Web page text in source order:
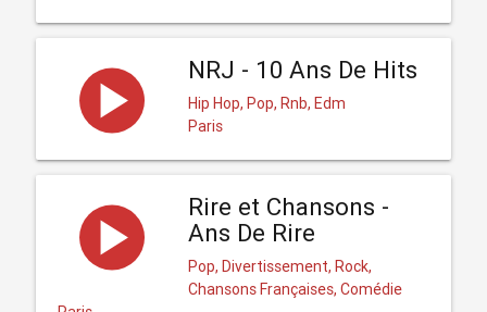
NRJ - 10 Ans De Hits
Hip Hop, Pop, Rnb, Edm
Paris
Rire et Chansons -
Ans De Rire
Pop, Divertissement, Rock,
Chansons Françaises, Comédie